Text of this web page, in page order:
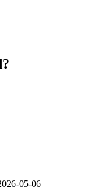
05-06